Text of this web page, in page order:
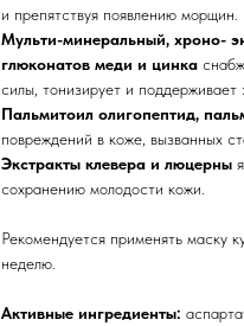
и препятствуя появлению морщин.
Мульти-минеральный, хроно-
глюконатов меди и цинка
силы, тонизирует и поддерживает
Пальмитоил олигопептид,
повреждений в коже, вызванных
Экстракты клевера и люцерны
сохранению молодости кожи.
Рекомендуется применять маску
неделю.
Активные ингредиенты: